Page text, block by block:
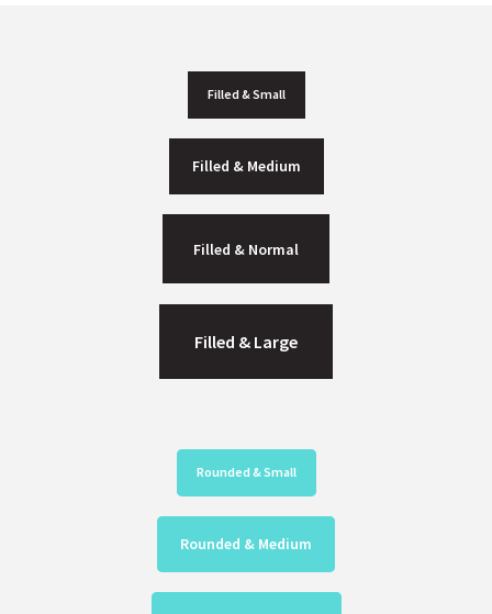
Filled & Small
Filled & Medium
Filled & Normal
Filled & Large
Rounded & Small
Rounded & Medium